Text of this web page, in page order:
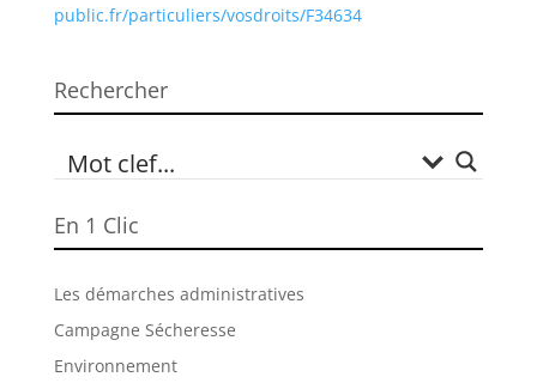
public.fr/particuliers/vosdroits/F34634
Rechercher
En 1 Clic
Les démarches administratives
Campagne Sécheresse
Environnement